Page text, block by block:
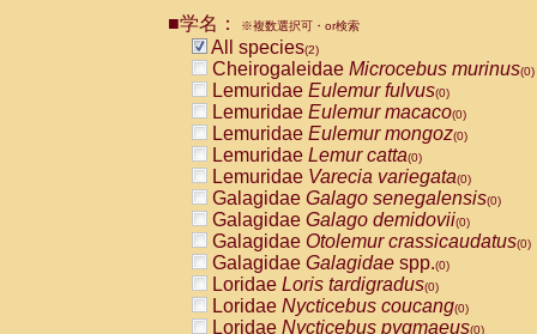
■学名： ※複数選択可・or検索
All species(2)
Cheirogaleidae Microcebus murinus(0)
Lemuridae Eulemur fulvus(0)
Lemuridae Eulemur macaco(0)
Lemuridae Eulemur mongoz(0)
Lemuridae Lemur catta(0)
Lemuridae Varecia variegata(0)
Galagidae Galago senegalensis(0)
Galagidae Galago demidovii(0)
Galagidae Otolemur crassicaudatus(0)
Galagidae Galagidae spp.(0)
Loridae Loris tardigradus(0)
Loridae Nycticebus coucang(0)
Loridae Nycticebus pygmaeus(0)